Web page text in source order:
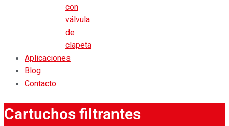
con
válvula
de
clapeta
Aplicaciones
Blog
Contacto
Cartuchos filtrantes